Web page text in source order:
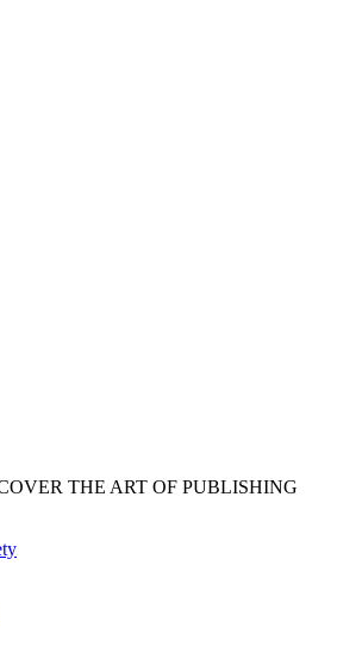
THE ART OF PUBLISHING